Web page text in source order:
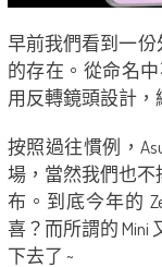
早前我們看到一份
的存在。從命名中
用反轉鏡頭設計，
按照過往慣例，
場，當然我們也不
布。到底今年的
喜？而所謂的 Mini
下去了 ~